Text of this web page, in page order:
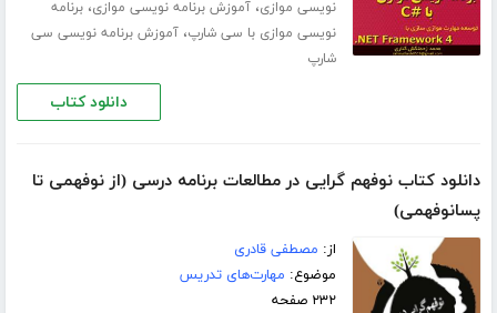
نویسی موازی،آموزش برنامه نویسی موازی،برنامه
نویسی موازی با سی شارپ،آموزش برنامه نویسی سی
شارپ
دانلود کتاب
دانلود کتاب نوفهم گرایی در مطالعات برنامه درسی (از نوفهمی تا
پسانوفهمی)
از: مصطفی قادری
موضوع: مهارت‌های تدریس
۲۳۲ صفحه